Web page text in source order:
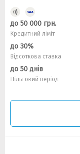
до 50 000 грн.
Кредитний ліміт
до 30%
Відсоткова ставка
до 50 днів
Пільговий період